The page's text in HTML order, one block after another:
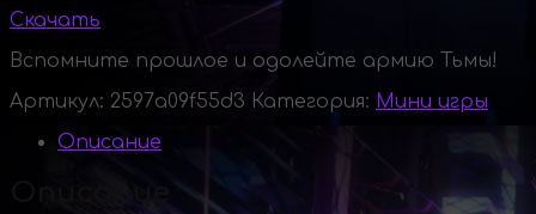
Скачать
Вспомните прошлое и одолейте армию Тьмы!
Артикул: 2597a09f55d3 Категория: Мини игры
Описание